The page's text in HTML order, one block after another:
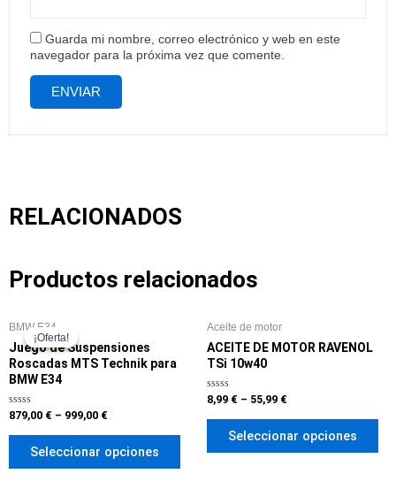
Guarda mi nombre, correo electrónico y web en este
navegador para la próxima vez que comente.
RELACIONADOS
Productos relacionados
¡Oferta!
¡Oferta!
BMW E34
Juego de Suspensiones
Roscadas MTS Technik para
BMW E34
Valorado
0
879,00 € – 999,00 €
Seleccionar opciones
Aceite de motor
ACEITE DE MOTOR RAVENOL
TSi 10w40
Valorado
en
0
8,99 € – 55,99 €
Seleccionar opciones